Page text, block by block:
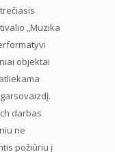
„Muzika
objektai
darbas
ne
požiūriu į